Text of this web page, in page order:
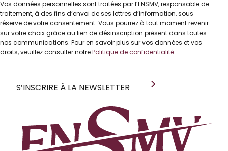
Vos données personnelles sont traitées par l’ENSMV, responsable de
traitement, à des fins d’envoi de ses lettres d’information, sous
réserve de votre consentement. Vous pourrez à tout moment revenir
sur votre choix grâce au lien de désinscription présent dans toutes
nos communications. Pour en savoir plus sur vos données et vos
droits, veuillez consulter notrePolitique de confidentialité.
S’INSCRIRE À LA NEWSLETTER